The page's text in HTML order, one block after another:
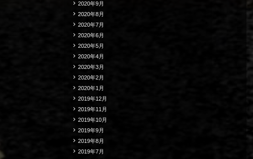
2020年9月
2020年8月
2020年7月
2020年6月
2020年5月
2020年4月
2020年3月
2020年2月
2020年1月
2019年12月
2019年11月
2019年10月
2019年9月
2019年8月
2019年7月